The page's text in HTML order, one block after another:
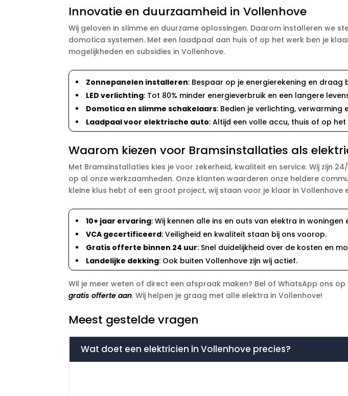
Innovatie en duurzaamheid in Vollenhove
Wij geloven in slimme en duurzame oplossingen. Daarom installeren we
domotica systemen. Met een laadpaal aan huis of op het werk ben je
mogelijkheden en subsidies in Vollenhove.
Zonnepanelen installeren: Bespaar op je energierekening en
LED verlichting: Tot 80% minder energieverbruik en een langere
Domotica en slimme schakelaars: Bedien je verlichting,
Laadpaal voor elektrische auto: Altijd een volle accu, thuis of op
Waarom kiezen voor Bramsinstallaties als
Met Bramsinstallaties kies je voor zekerheid, kwaliteit en service. Wij zijn
op al onze werkzaamheden. Onze klanten waarderen onze heldere
kleine klus hebt of een groot project, wij staan voor je klaar in Vollenhove
10+ jaar ervaring: Wij kennen alle ins en outs van elektra in woningen
VCA gecertificeerd: Veiligheid en kwaliteit staan bij ons voorop.
Gratis offerte binnen 24 uur: Snel duidelijkheid over de kosten en
Landelijke dekking: Ook buiten Vollenhove zijn wij actief.
Wil je meer weten of direct een afspraak maken? Bel of WhatsApp ons
gratis offerte aan. Wij helpen je graag met alle elektra in Vollenhove!
Meest gestelde vragen
Wat doet een elektricien in Vollenhove precies?